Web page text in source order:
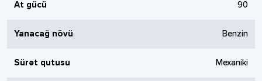
At gücü 90
Yanacağ növü Benzin
Sürət qutusu Mexaniki